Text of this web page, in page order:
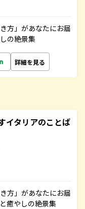
方」があなたにお届
の絶景集
詳細を見る
イタリアのことば
方」があなたにお届
癒やしの絶景集